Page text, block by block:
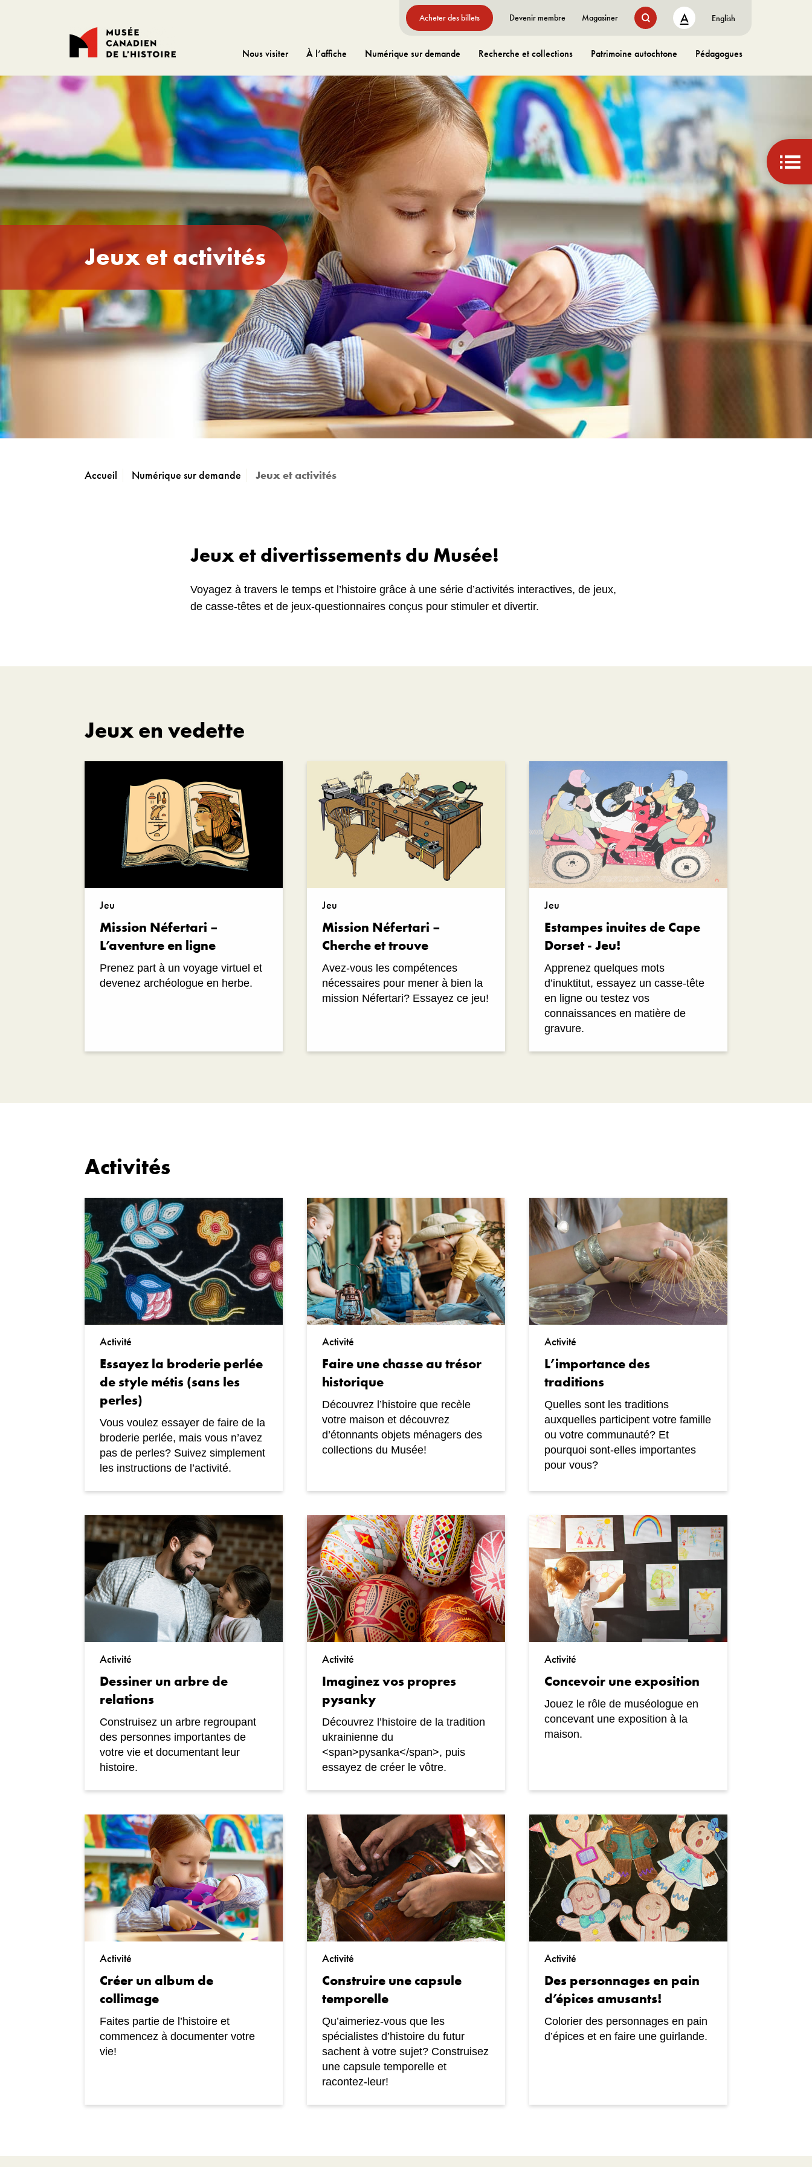
Nous visiter À l’affiche Numérique sur demande Recherche et collections Patrimoine autochtone Pédagogues
Acheter des billets Devenir membre Magasiner A English
Jeux et activités
Accueil Numérique sur demande Jeux et activités
Jeux et divertissements du Musée!
Voyagez à travers le temps et l’histoire grâce à une série d’activités interactives, de jeux,
de casse-têtes et de jeux-questionnaires conçus pour stimuler et divertir.
Jeux en vedette
Jeu
Mission Néfertari –
L’aventure en ligne
Prenez part à un voyage virtuel et
devenez archéologue en herbe.
Jeu
Mission Néfertari –
Cherche et trouve
Avez-vous les compétences
nécessaires pour mener à bien la
mission Néfertari? Essayez ce jeu!
Jeu
Estampes inuites de Cape
Dorset - Jeu!
Apprenez quelques mots
d’inuktitut, essayez un casse-tête
en ligne ou testez vos
connaissances en matière de
gravure.
Activités
Activité
Essayez la broderie perlée
de style métis (sans les
perles)
Vous voulez essayer de faire de la
broderie perlée, mais vous n’avez
pas de perles? Suivez simplement
les instructions de l’activité.
Activité
Faire une chasse au trésor
historique
Découvrez l’histoire que recèle
votre maison et découvrez
d’étonnants objets ménagers des
collections du Musée!
Activité
L’importance des
traditions
Quelles sont les traditions
auxquelles participent votre famille
ou votre communauté? Et
pourquoi sont-elles importantes
pour vous?
Activité
Dessiner un arbre de
relations
Construisez un arbre regroupant
des personnes importantes de
votre vie et documentant leur
histoire.
Activité
Imaginez vos propres
pysanky
Découvrez l’histoire de la tradition
ukrainienne du
<span>pysanka</span>, puis
essayez de créer le vôtre.
Activité
Concevoir une exposition
Jouez le rôle de muséologue en
concevant une exposition à la
maison.
Activité
Créer un album de
collimage
Faites partie de l’histoire et
commencez à documenter votre
vie!
Activité
Construire une capsule
temporelle
Qu’aimeriez-vous que les
spécialistes d’histoire du futur
sachent à votre sujet? Construisez
une capsule temporelle et
racontez-leur!
Activité
Des personnages en pain
d’épices amusants!
Colorier des personnages en pain
d’épices et en faire une guirlande.